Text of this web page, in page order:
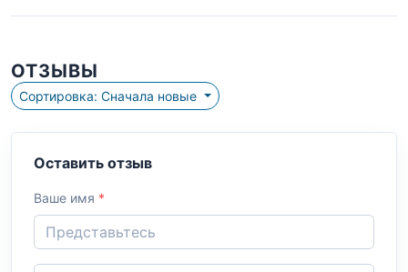
ОТЗЫВЫ
Сортировка: Сначала новые
Оставить отзыв
Ваше имя *